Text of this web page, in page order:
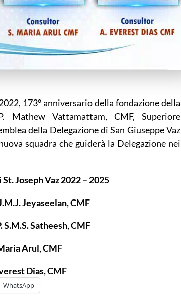
173° anniversario della fondazione della
Mathew Vattamattam, CMF, Superiore
della Delegazione di San Giuseppe Vaz
squadra che guiderà la Delegazione nei
Joseph Vaz 2022 – 2025
Jeyaseelan, CMF
S.M.S. Satheesh, CMF
Arul, CMF
Dias, CMF
WhatsApp